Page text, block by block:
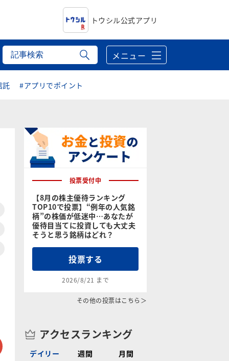
トウシル公式アプリ
メニュー
託 #アプリでポイント
メールで送る
投票受付中
【8月の株主優待ランキング
TOP10で投票】“例年の人気銘
柄”の株価が低迷中…あなたが
優待目当てに投資しても大丈夫
そうと思う銘柄はどれ？
投票する
2026/8/21 まで
その他の投票はこちら＞
アクセスランキング
デイリー 週間 月間